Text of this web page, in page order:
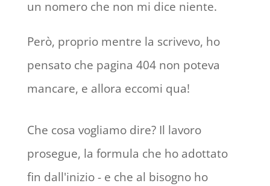
un nomero che non mi dice niente.
Però, proprio mentre la scrivevo, ho
pensato che pagina 404 non poteva
mancare, e allora eccomi qua!
Che cosa vogliamo dire? Il lavoro
prosegue, la formula che ho adottato
fin dall'inizio - e che al bisogno ho